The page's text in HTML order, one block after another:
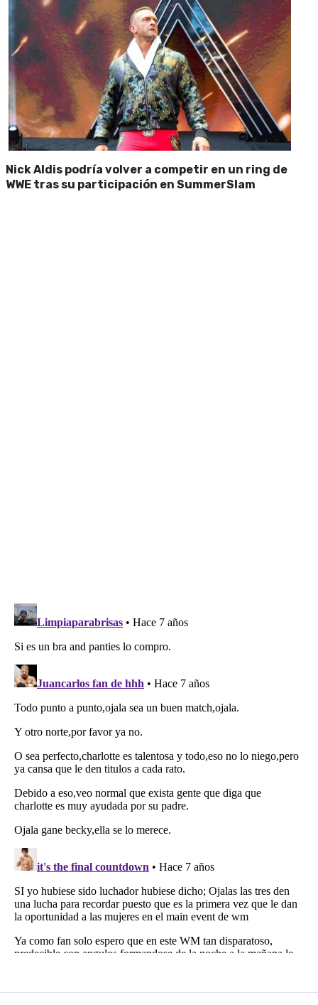
Nick Aldis podría volver a competir en un ring de
WWE tras su participación en SummerSlam